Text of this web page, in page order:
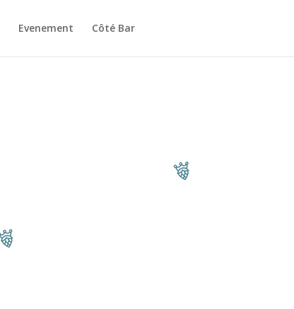
Evenement Côté Bar